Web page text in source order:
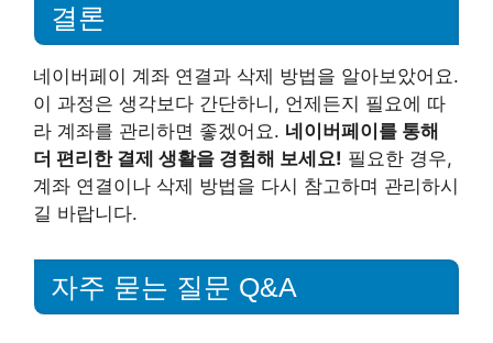
결론
네이버페이 계좌 연결과 삭제 방법을 알아보았어요.
이 과정은 생각보다 간단하니, 언제든지 필요에 따
라 계좌를 관리하면 좋겠어요. 네이버페이를 통해
더 편리한 결제 생활을 경험해 보세요! 필요한 경우,
계좌 연결이나 삭제 방법을 다시 참고하며 관리하시
길 바랍니다.
자주 묻는 질문 Q&A